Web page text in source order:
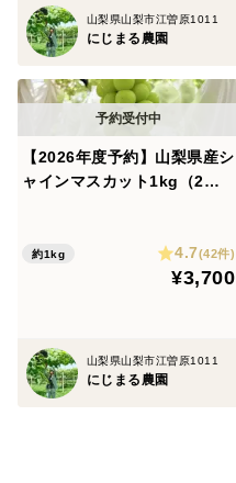
山梨県山梨市江曽原1011
にじまる農園
【2026年度予約】山梨県産シ
ャインマスカット1kg（2～3
約1kg 4.7(42件)
¥3,700
山梨県山梨市江曽原1011
にじまる農園